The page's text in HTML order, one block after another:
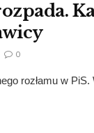
0
rozłamu w